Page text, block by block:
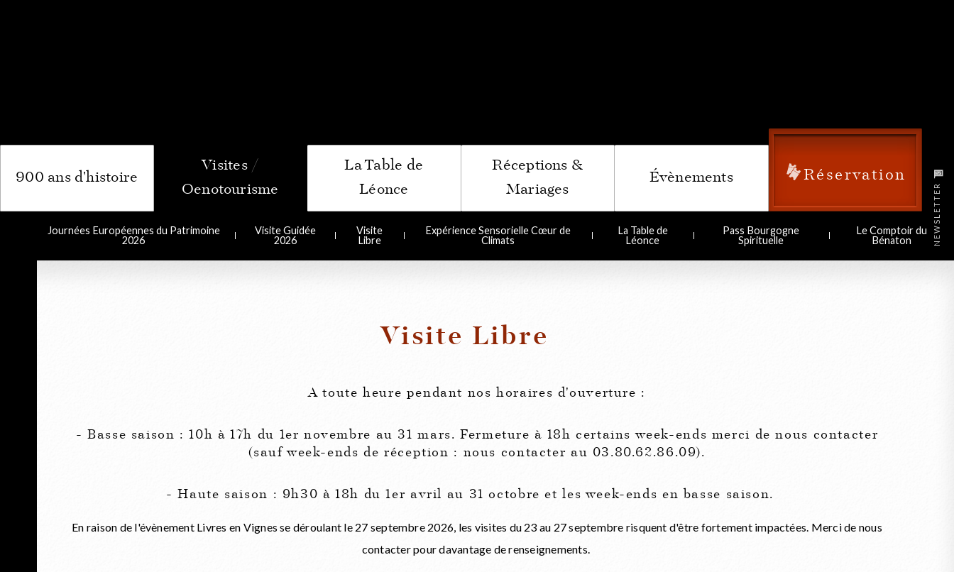
NEWSLETTER
900 ans d'histoire
La Table de
Léonce
Réceptions &
Mariages
Évènements Réservation
Journées Européennes du Patrimoine
2026
Visite Guidée
2026
Visite
Libre
Expérience Sensorielle Cœur de
Climats
La Table de
Léonce
Pass Bourgogne
Spirituelle
Le Comptoir du
Bénaton
Visite Libre
A toute heure pendant nos horaires d'ouverture :
- Basse saison : 10h à 17h du 1er novembre au 31 mars. Fermeture à 18h certains week-ends merci de nous contacter
(sauf week-ends de réception : nous contacter au 03.80.62.86.09).
- Haute saison : 9h30 à 18h du 1er avril au 31 octobre et les week-ends en basse saison.
En raison de l'évènement Livres en Vignes se déroulant le 27 septembre 2026, les visites du 23 au 27 septembre risquent d'être fortement impactées. Merci de nous
contacter pour davantage de renseignements.